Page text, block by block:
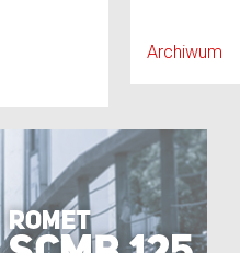
Archiwum